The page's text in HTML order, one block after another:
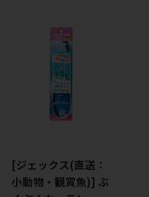
[ジェックス(直送：
小動物・観賞魚)] ぶ